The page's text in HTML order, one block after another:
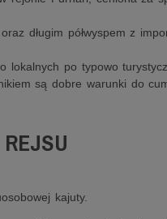
długim półwyspem z
lokalnych po typowo
są dobre warunki do
kajuty.